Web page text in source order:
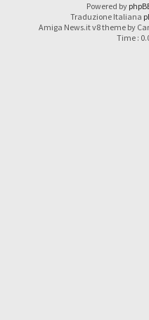
Powered by
Traduzione Italiana
Amiga News.it v8 theme by
Time :